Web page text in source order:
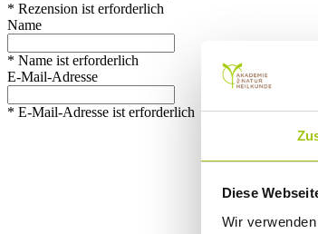
Diese
Wir
* Rezension ist erforderlich
Name
* Name ist erforderlich
E-Mail-Adresse
* E-Mail-Adresse ist erforderlich